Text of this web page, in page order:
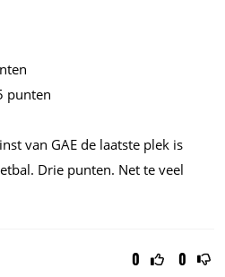
punten
van GAE de laatste plek is
Drie punten. Net te veel
0 0